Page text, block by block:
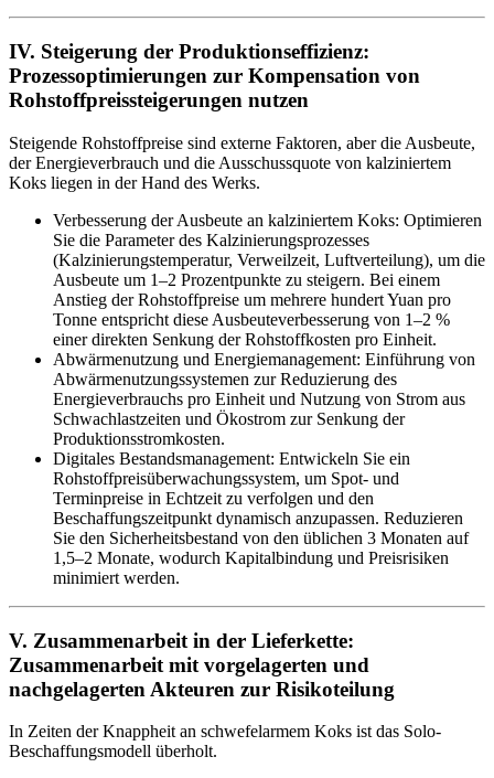
IV. Steigerung der Produktionseffizienz:
Prozessoptimierungen zur Kompensation von
Rohstoffpreissteigerungen nutzen
Steigende Rohstoffpreise sind externe Faktoren, aber die Ausbeute,
der Energieverbrauch und die Ausschussquote von kalziniertem
Koks liegen in der Hand des Werks.
Verbesserung der Ausbeute an kalziniertem Koks: Optimieren
Sie die Parameter des Kalzinierungsprozesses
(Kalzinierungstemperatur, Verweilzeit, Luftverteilung), um die
Ausbeute um 1–2 Prozentpunkte zu steigern. Bei einem
Anstieg der Rohstoffpreise um mehrere hundert Yuan pro
Tonne entspricht diese Ausbeuteverbesserung von 1–2 %
einer direkten Senkung der Rohstoffkosten pro Einheit.
Abwärmenutzung und Energiemanagement: Einführung von
Abwärmenutzungssystemen zur Reduzierung des
Energieverbrauchs pro Einheit und Nutzung von Strom aus
Schwachlastzeiten und Ökostrom zur Senkung der
Produktionsstromkosten.
Digitales Bestandsmanagement: Entwickeln Sie ein
Rohstoffpreisüberwachungssystem, um Spot- und
Terminpreise in Echtzeit zu verfolgen und den
Beschaffungszeitpunkt dynamisch anzupassen. Reduzieren
Sie den Sicherheitsbestand von den üblichen 3 Monaten auf
1,5–2 Monate, wodurch Kapitalbindung und Preisrisiken
minimiert werden.
V. Zusammenarbeit in der Lieferkette:
Zusammenarbeit mit vorgelagerten und
nachgelagerten Akteuren zur Risikoteilung
In Zeiten der Knappheit an schwefelarmem Koks ist das Solo-
Beschaffungsmodell überholt.